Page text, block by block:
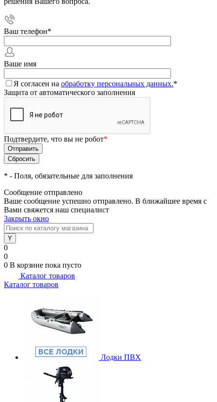
Ваш телефон*
Ваше имя
Я согласен на обработку персональных данных.*
Защита от автоматического заполнения
Подтвердите, что вы не робот*
* - Поля, обязательные для заполнения
Сообщение отправлено
Ваше сообщение успешно отправлено. В ближайшее время с
Вами свяжется наш специалист
Закрыть окно
0
0
0 В корзине пока пусто
Каталог товаров
Каталог товаров
Лодки ПВХ